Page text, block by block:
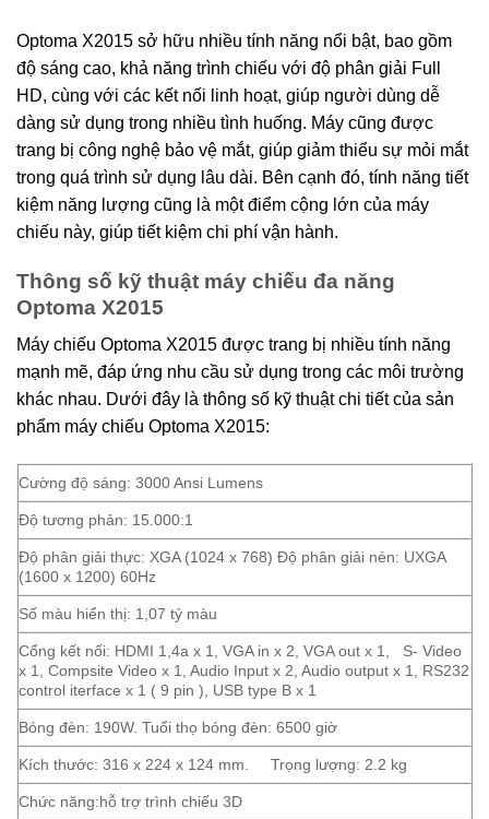
Optoma X2015 sở hữu nhiều tính năng nổi bật, bao gồm
độ sáng cao, khả năng trình chiếu với độ phân giải Full
HD, cùng với các kết nối linh hoạt, giúp người dùng dễ
dàng sử dụng trong nhiều tình huống. Máy cũng được
trang bị công nghệ bảo vệ mắt, giúp giảm thiểu sự mỏi mắt
trong quá trình sử dụng lâu dài. Bên cạnh đó, tính năng tiết
kiệm năng lượng cũng là một điểm cộng lớn của máy
chiếu này, giúp tiết kiệm chi phí vận hành.
Thông số kỹ thuật máy chiếu đa năng
Optoma X2015
Máy chiếu Optoma X2015 được trang bị nhiều tính năng
mạnh mẽ, đáp ứng nhu cầu sử dụng trong các môi trường
khác nhau. Dưới đây là thông số kỹ thuật chi tiết của sản
phẩm máy chiếu Optoma X2015:
Cường độ sáng: 3000 Ansi Lumens
Độ tương phản: 15.000:1
Độ phân giải thực: XGA (1024 x 768) Độ phân giải nén: UXGA
(1600 x 1200) 60Hz
Số màu hiển thị: 1,07 tỷ màu
Cổng kết nối: HDMI 1,4a x 1
, VGA in x 2, VGA out x 1, S- Video
x 1, Compsite Video x 1, Audio Input x 2, Audio output x 1, RS232
control iterface x 1 ( 9 pin ), USB type B x 1
Bóng đèn: 190W. Tuổi thọ bóng đèn: 6500 giờ
Kích thước: 316 x 224 x 124 mm. Trọng lượng: 2.2 kg
Chức năng:hỗ trợ trình chiếu 3D